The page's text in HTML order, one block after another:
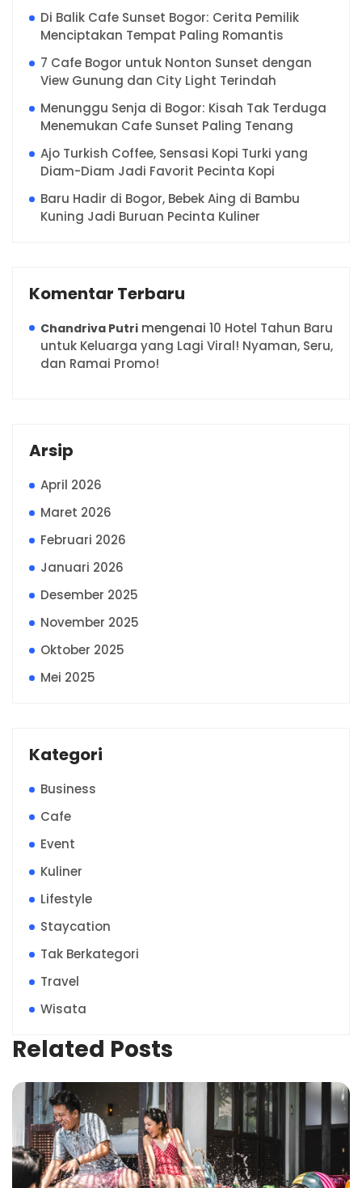
Di Balik Cafe Sunset Bogor: Cerita Pemilik
Menciptakan Tempat Paling Romantis
7 Cafe Bogor untuk Nonton Sunset dengan
View Gunung dan City Light Terindah
Menunggu Senja di Bogor: Kisah Tak Terduga
Menemukan Cafe Sunset Paling Tenang
Ajo Turkish Coffee, Sensasi Kopi Turki yang
Diam-Diam Jadi Favorit Pecinta Kopi
Baru Hadir di Bogor, Bebek Aing di Bambu
Kuning Jadi Buruan Pecinta Kuliner
Komentar Terbaru
Chandriva Putri mengenai 10 Hotel Tahun Baru
untuk Keluarga yang Lagi Viral! Nyaman, Seru,
dan Ramai Promo!
Arsip
April 2026
Maret 2026
Februari 2026
Januari 2026
Desember 2025
November 2025
Oktober 2025
Mei 2025
Kategori
Business
Cafe
Event
Kuliner
Lifestyle
Staycation
Tak Berkategori
Travel
Wisata
Related Posts